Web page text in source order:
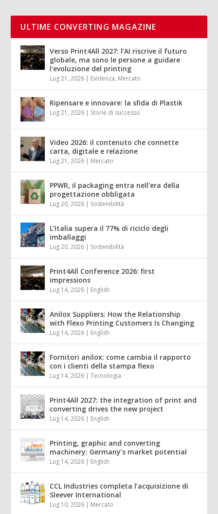
ULTIME CONVERTING MAGAZINE
Verso Print4All 2027: l’AI riscrive il futuro
globale, ma sono le persone a guidare
l’evoluzione del printing
Lug 21, 2026 | Evidenza, Mercato
Ripensare e innovare: la sfida di Plastik
Lug 21, 2026 | Storie di successo
Video 2026: il contenuto che connette
carta, digitale e relazione
Lug 21, 2026 | Mercato
PPWR, il packaging entra nell’era della
progettazione obbligata
Lug 20, 2026 | Sostenibilità
L’Italia supera il 77% di riciclo degli
imballaggi
Lug 20, 2026 | Sostenibilità
Print4All Conference 2026: first
impressions
Lug 14, 2026 | English
Anilox Suppliers: How the Relationship
with Flexo Printing Customers Is Changing
Lug 14, 2026 | English
Fornitori anilox: come cambia il rapporto
con i clienti della stampa flexo
Lug 14, 2026 |Tecnologia
Print4All 2027: the integration of print and
converting drives the new project
Lug 14, 2026 | English
Printing, graphic and converting
machinery: Germany’s market potential
Lug 14, 2026 | English
CCL Industries completa l’acquisizione di
Sleever International
Lug 10, 2026 | Mercato